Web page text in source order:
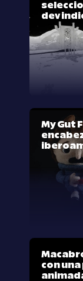
dev
My Gut
con